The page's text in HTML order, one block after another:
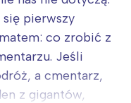
pierwszy
co zrobić z
Jeśli
a cmentarz,
z gigantów,